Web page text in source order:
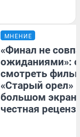
МНЕНИЕ
«Финал не
ожиданиями»:
смотреть
«Старый орел»
большом
честная